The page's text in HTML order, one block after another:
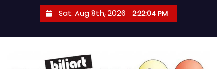
Sat. Aug 8th, 2026 2:22:05 PM